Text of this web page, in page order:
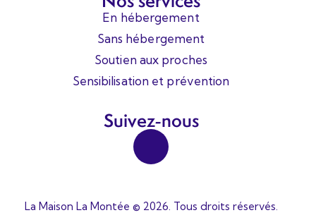
En hébergement
Sans hébergement
Soutien aux proches
Sensibilisation et prévention
Suivez-nous
La Maison La Montée © 2026. Tous droits réservés.